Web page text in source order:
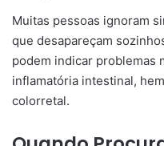
Muitas pessoas ignoram
que desapareçam
podem indicar problemas
inflamatória intestinal,
colorretal.